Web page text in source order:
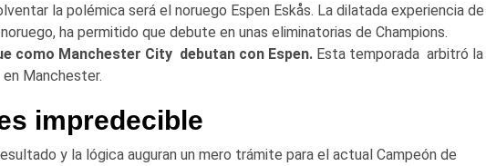
la polémica será el noruego Espen Eskås. La dilatada experiencia de
ha permitido que debute en unas eliminatorias de Champions.
como Manchester City debutan con Espen. Esta temporada arbitró la
Manchester.
impredecible
y la lógica auguran un mero trámite para el actual Campeón de